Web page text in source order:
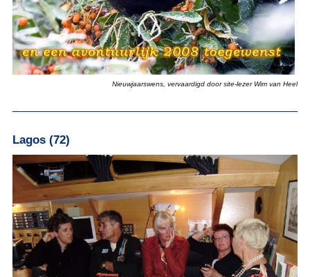
Nieuwjaarswens, vervaardigd door site-lezer Wim van Heel
Lagos (72)